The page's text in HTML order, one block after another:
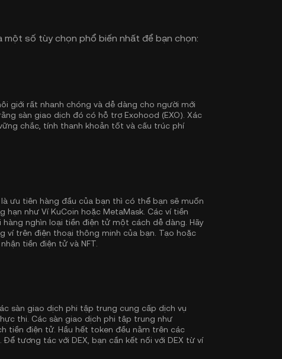
một số tùy chọn phổ biến nhất để bạn chọn:
giới rất nhanh chóng và dễ dàng cho người mới
sàn giao dịch đó có hỗ trợ Exohood (EXO). Xác
chắc, tính thanh khoản tốt và cấu trúc phí
ưu tiên hàng đầu của bạn thì có thể bạn sẽ muốn
hạn như Ví KuCoin hoặc MetaMask. Các ví tiền
nghìn loại tiền điện tử một cách dễ dàng. Hãy
trên điện thoại thông minh của bạn. Tạo hoặc
tiền điện tử và NFT.
sàn giao dịch phi tập trung cung cấp dịch vụ
thi. Các sàn giao dịch phi tập trung như
tiền điện tử. Hầu hết token đều nằm trên các
. Để tương tác với DEX, bạn cần kết nối với DEX từ ví